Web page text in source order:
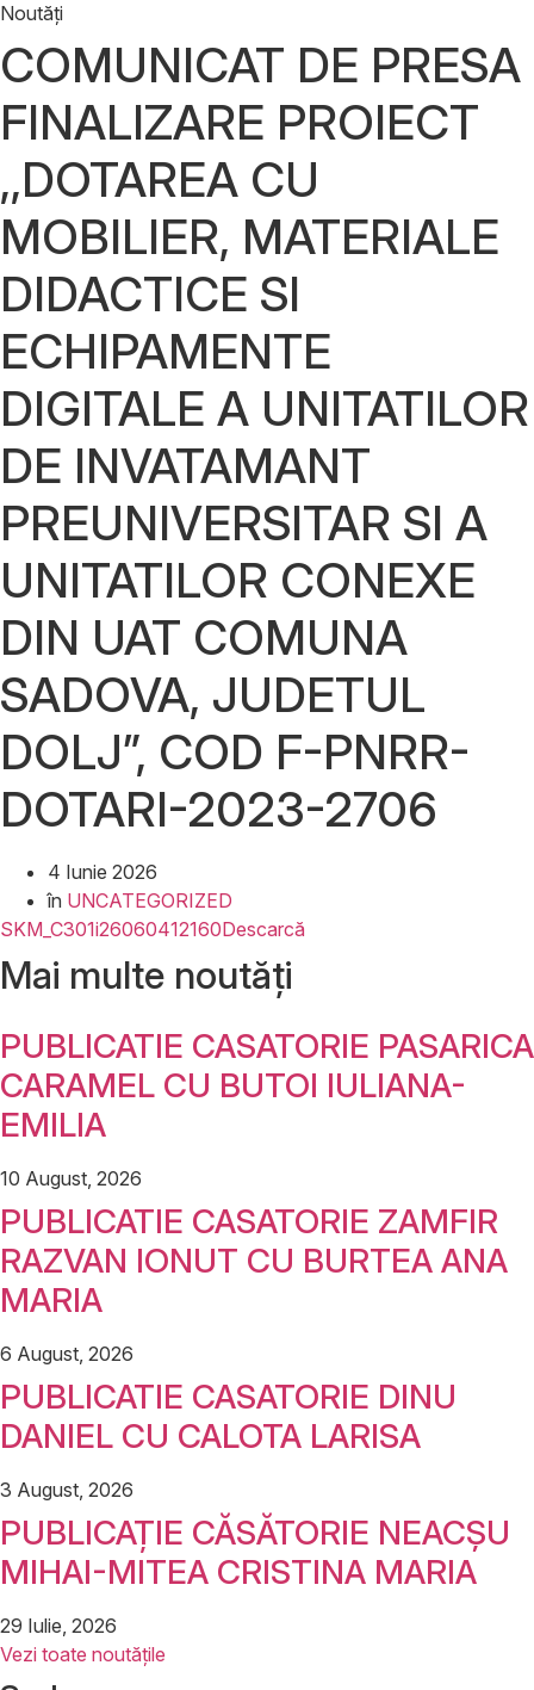
Noutăți
COMUNICAT DE PRESA
FINALIZARE PROIECT
,,DOTAREA CU
MOBILIER, MATERIALE
DIDACTICE SI
ECHIPAMENTE
DIGITALE A UNITATILOR
DE INVATAMANT
PREUNIVERSITAR SI A
UNITATILOR CONEXE
DIN UAT COMUNA
SADOVA, JUDETUL
DOLJ”, COD F-PNRR-
DOTARI-2023-2706
4 Iunie 2026
în UNCATEGORIZED
SKM_C301i26060412160Descarcă
Mai multe noutăți
PUBLICATIE CASATORIE PASARICA
CARAMEL CU BUTOI IULIANA-
EMILIA
10 August, 2026
PUBLICATIE CASATORIE ZAMFIR
RAZVAN IONUT CU BURTEA ANA
MARIA
6 August, 2026
PUBLICATIE CASATORIE DINU
DANIEL CU CALOTA LARISA
3 August, 2026
PUBLICAȚIE CĂSĂTORIE NEACȘU
MIHAI-MITEA CRISTINA MARIA
29 Iulie, 2026
Vezi toate noutățile